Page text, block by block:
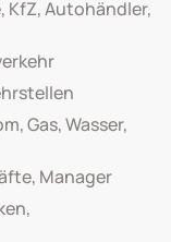
Autohändler,
Gas, Wasser,
Manager